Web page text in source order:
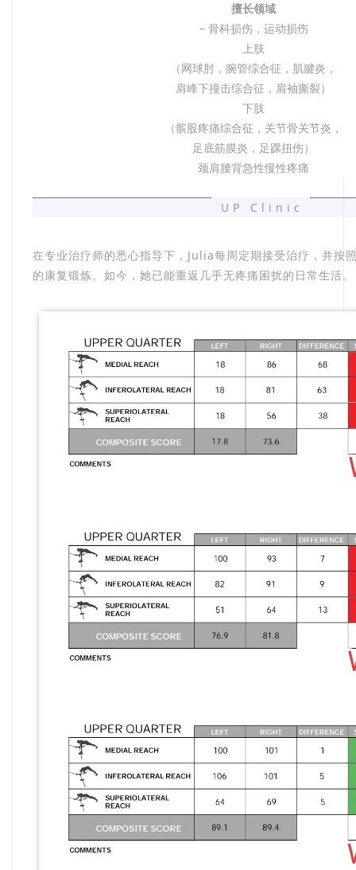
擅长领域
– 骨科损伤，运动损伤
上肢
（网球肘，腕管综合征，肌腱炎，
肩峰下撞击综合征，肩袖撕裂）
下肢
（髌股疼痛综合征，关节骨关节炎，
足底筋膜炎，足踝扭伤）
颈肩腰背急性慢性疼痛
UP Clinic
在专业治疗师的悉心指导下，Julia每周定期接受治疗，并按
的康复锻炼。如今，她已能重返几乎无疼痛困扰的日常生活。